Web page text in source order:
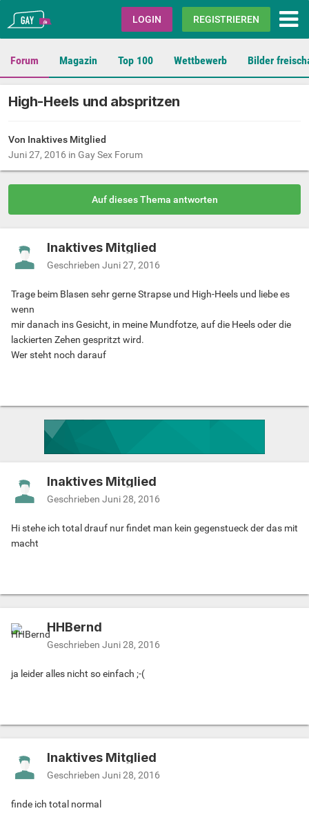
Gay.de LOGIN REGISTRIEREN
Forum Magazin Top 100 Wettbewerb Bilder
High-Heels und abspritzen
Von Inaktives Mitglied
Juni 27, 2016 in Gay Sex Forum
Auf dieses Thema antworten
Inaktives Mitglied
Geschrieben Juni 27, 2016
Trage beim Blasen sehr gerne Strapse und High-Heels und liebe es
wenn
mir danach ins Gesicht, in meine Mundfotze, auf die Heels oder die
lackierten Zehen gespritzt wird.
Wer steht noch darauf
Inaktives Mitglied
Geschrieben Juni 28, 2016
Hi stehe ich total drauf nur findet man kein gegenstueck der das mit
macht
HHBernd
Geschrieben Juni 28, 2016
ja leider alles nicht so einfach ;-(
Inaktives Mitglied
Geschrieben Juni 28, 2016
finde ich total normal